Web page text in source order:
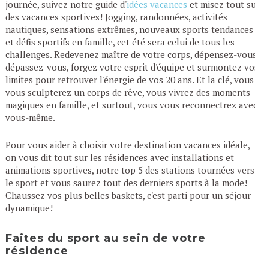
journée, suivez notre guide d'idées vacances et misez tout
des vacances sportives! Jogging, randonnées, activités
nautiques, sensations extrêmes, nouveaux sports tendances
et défis sportifs en famille, cet été sera celui de tous les
challenges. Redevenez maître de votre corps, dépensez-
dépassez-vous, forgez votre esprit d'équipe et surmontez
limites pour retrouver l'énergie de vos 20 ans. Et la clé, vous
vous sculpterez un corps de rêve, vous vivrez des moments
magiques en famille, et surtout, vous vous reconnectrez
vous-même.
Pour vous aider à choisir votre destination vacances idéale,
on vous dit tout sur les résidences avec installations et
animations sportives, notre top 5 des stations tournées vers
le sport et vous saurez tout des derniers sports à la mode!
Chaussez vos plus belles baskets, c'est parti pour un séjour
dynamique!
Faites du sport au sein de votre
résidence